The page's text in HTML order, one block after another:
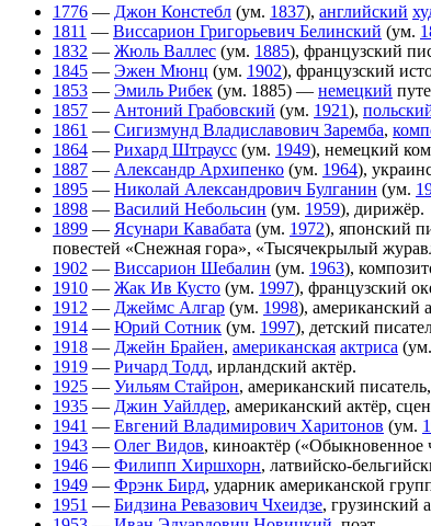
1776 — Джон Констебл (ум. 1837), английский
1811 — Виссарион Григорьевич Белинский (ум.
1832 — Жюль Валлес (ум. 1885), французский
1845 — Эжен Мюнц (ум. 1902), французский
1853 — Эмиль Рибек (ум. 1885) — немецкий
1857 — Антоний Грабовский (ум. 1921),
1861 — Сигизмунд Владиславович Заремба,
1864 — Рихард Штраусс (ум. 1949), немецкий
1887 — Александр Архипенко (ум. 1964),
1895 — Николай Александрович Булганин (ум.
1898 — Василий Небольсин (ум. 1959), дирижёр.
1899 — Ясунари Кавабата (ум. 1972), японский
повестей «Снежная гора», «Тысячекрылый
1902 — Виссарион Шебалин (ум. 1963),
1910 — Жак Ив Кусто (ум. 1997), французский
1912 — Джеймс Алгар (ум. 1998), американский
1914 — Юрий Сотник (ум. 1997), детский
1918 — Джейн Брайен, американская актриса
1919 — Ричард Тодд, ирландский актёр.
1925 — Уильям Стайрон, американский
1935 — Джин Уайлдер, американский актёр,
1941 — Евгений Владимирович Харитонов (ум.
1943 — Олег Видов, киноактёр
1946 — Филипп Хиршхорн, латвийско-
1949 — Фрэнк Бирд, ударник американской
1951 — Бидзина Ревазович Чхеидзе, грузинский